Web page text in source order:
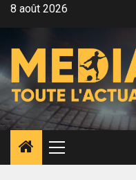
Aller8 août 2026
Menu
principal